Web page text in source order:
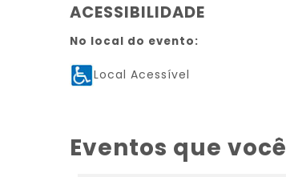
ACESSIBILIDADE
No local do evento:
Local Acessível
Eventos que